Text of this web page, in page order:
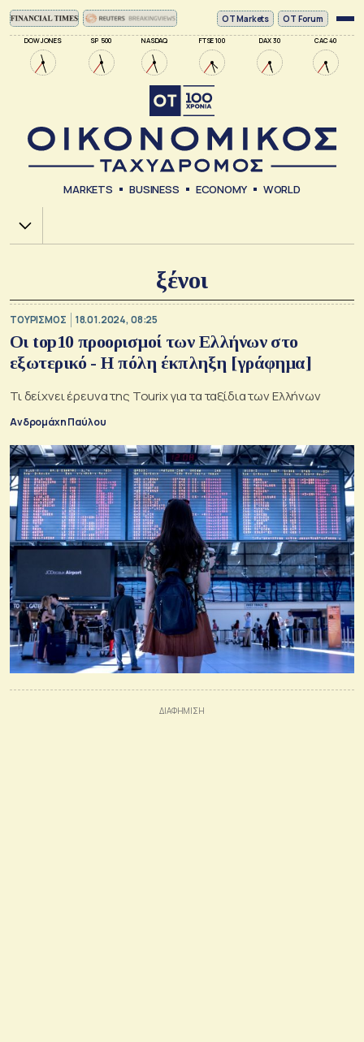
DOW JONES SP 500 NASDAQ FTSE 100 DAX 30 CAC 40
ΟΤ Markets OT Forum
MARKETS BUSINESS ECONOMY WORLD
Χ.Α.
ξένοι
ΤΟΥΡΙΣΜΟΣ 18.01.2024, 08:25
Οι top10 προορισμοί των Ελλήνων στο
εξωτερικό - Η πόλη έκπληξη [γράφημα]
Τι δείχνει έρευνα της Tourix για τα ταξίδια των Ελλήνων
Ανδρομάχη Παύλου